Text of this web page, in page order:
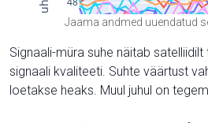
Jaama andmed uuendatud
Signaali-müra suhe näitab
signaali kvaliteeti. Suhte väärtust
loetakse heaks. Muul juhul on